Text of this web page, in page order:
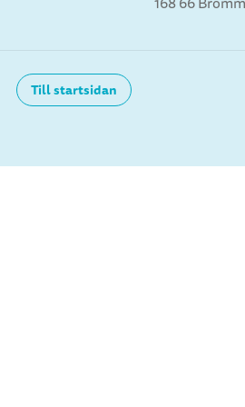
stories with characters
Till startsidan